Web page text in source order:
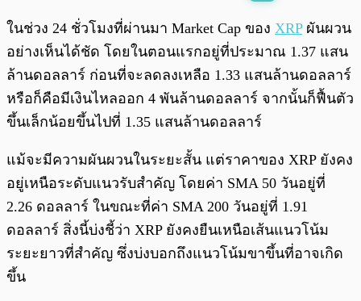
พร้อมเล่น 0:00
ในช่วง 24 ชั่วโมงที่ผ่านมา Market Cap ของ XRPผันผวน
อย่างเห็นได้ชัด โดยในตอนแรกอยู่ที่ประมาณ 1.37 แสน
ล้านดอลลาร์ ก่อนที่จะลดลงเหลือ 1.33 แสนล้านดอลลาร์
หรือก็คือมีเงินไหลออก 4 พันล้านดอลลาร์ จากนั้นก็ฟื้นตัว
ขึ้นเล็กน้อยขึ้นไปที่ 1.35 แสนล้านดอลลาร์
แม้จะมีความผันผวนในระยะสั้น แต่ราคาของ XRP ยังคง
อยู่เหนือระดับแนวรับสำคัญ โดยค่า SMA 50 วันอยู่ที่
2.26 ดอลลาร์ ในขณะที่ค่า SMA 200 วันอยู่ที่ 1.91
ดอลลาร์ สิ่งนี้บ่งชี้ว่า XRP ยังคงยืนเหนือเส้นแนวโน้ม
ระยะยาวที่สำคัญ ซึ่งบ่งบอกถึงแนวโน้มขาขึ้นที่อาจเกิด
ขึ้น